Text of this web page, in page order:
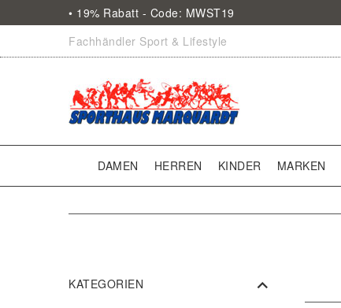
• 19% Rabatt - Code: MWST19
Fachhändler Sport & Lifestyle
DAMEN HERREN KINDER MARKEN
KATEGORIEN